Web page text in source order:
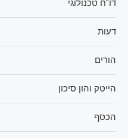
דו"ח טכנולוגי
דעות
הורים
הייטק והון סיכון
הכסף